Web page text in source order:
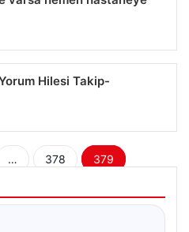
Hilesi Takip-
… 378 379